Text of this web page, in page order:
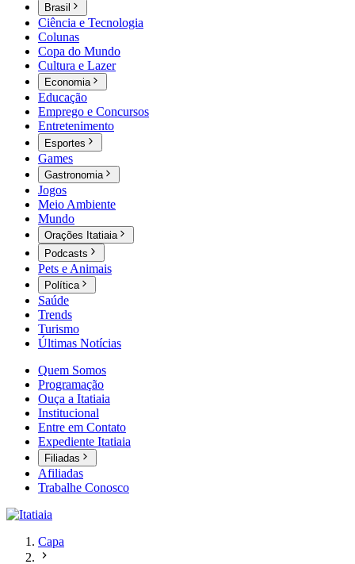
Brasil
Ciência e Tecnologia
Colunas
Copa do Mundo
Cultura e Lazer
Economia
Educação
Emprego e Concursos
Entretenimento
Esportes
Games
Gastronomia
Jogos
Meio Ambiente
Mundo
Orações Itatiaia
Podcasts
Pets e Animais
Política
Saúde
Trends
Turismo
Últimas Notícias
Quem Somos
Programação
Ouça a Itatiaia
Institucional
Entre em Contato
Expediente Itatiaia
Filiadas
Afiliadas
Trabalhe Conosco
Capa